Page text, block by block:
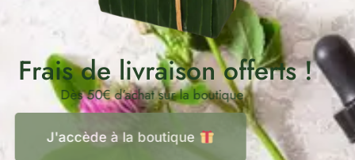
Frais de livraison offerts !
Dès 50€ d’achat sur la boutique
J'accède à la boutique